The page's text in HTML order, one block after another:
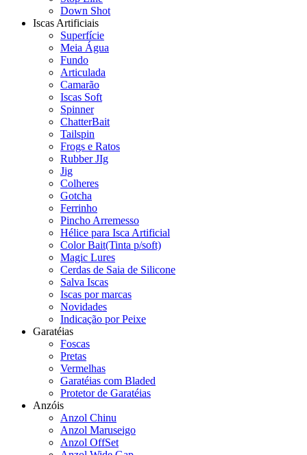
Down Shot
Iscas Artificiais
Superfície
Meia Água
Fundo
Articulada
Camarão
Iscas Soft
Spinner
ChatterBait
Tailspin
Frogs e Ratos
Rubber JIg
Jig
Colheres
Gotcha
Ferrinho
Pincho Arremesso
Hélice para Isca Artificial
Color Bait(Tinta p/soft)
Magic Lures
Cerdas de Saia de Silicone
Salva Iscas
Iscas por marcas
Novidades
Indicação por Peixe
Garatéias
Foscas
Pretas
Vermelhas
Garatéias com Bladed
Protetor de Garatéias
Anzóis
Anzol Chinu
Anzol Maruseigo
Anzol OffSet